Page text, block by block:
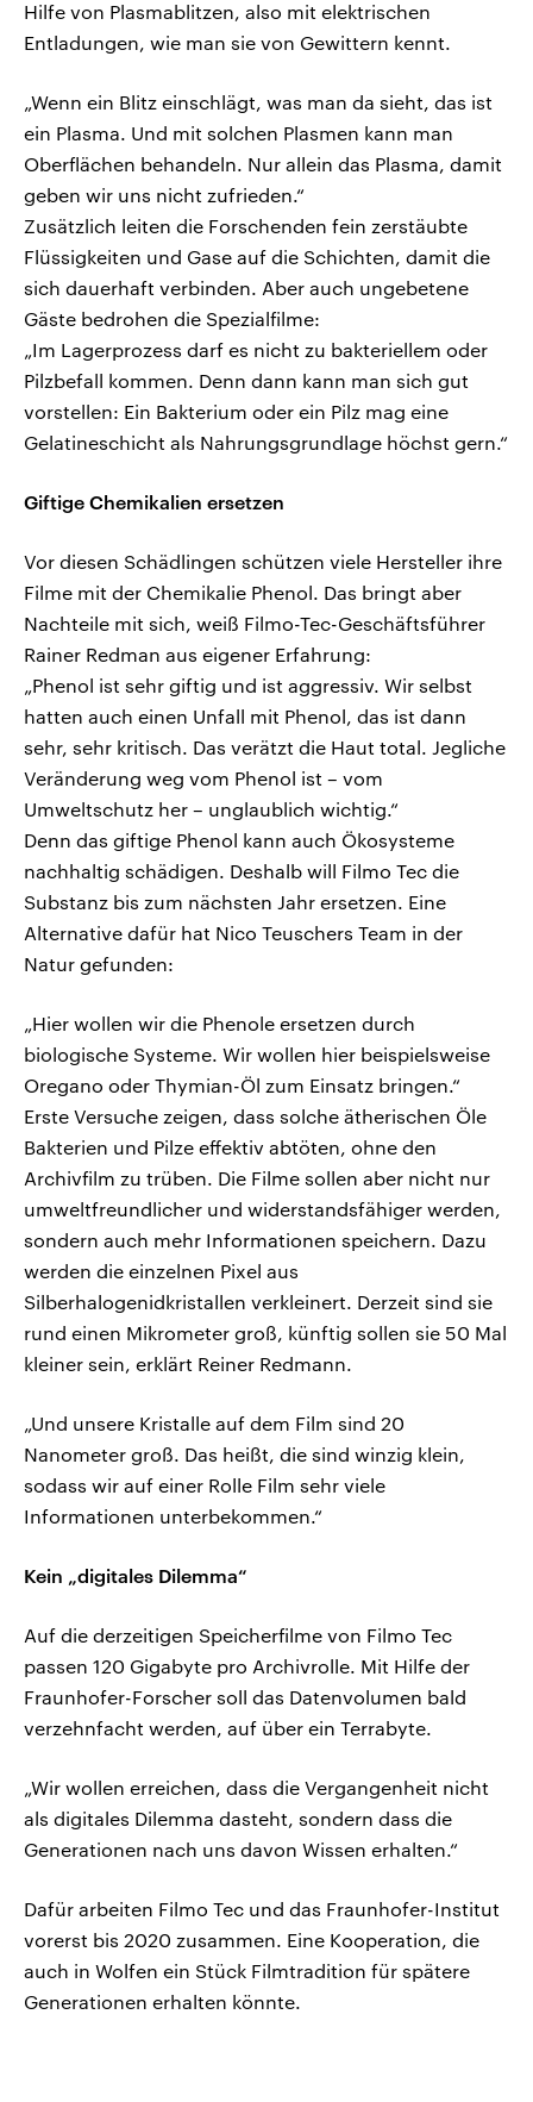
Hilfe von Plasmablitzen, also mit elektrischen
Entladungen, wie man sie von Gewittern kennt.
„Wenn ein Blitz einschlägt, was man da sieht, das ist
ein Plasma. Und mit solchen Plasmen kann man
Oberflächen behandeln. Nur allein das Plasma, damit
geben wir uns nicht zufrieden.“
Zusätzlich leiten die Forschenden fein zerstäubte
Flüssigkeiten und Gase auf die Schichten, damit die
sich dauerhaft verbinden. Aber auch ungebetene
Gäste bedrohen die Spezialfilme:
„Im Lagerprozess darf es nicht zu bakteriellem oder
Pilzbefall kommen. Denn dann kann man sich gut
vorstellen: Ein Bakterium oder ein Pilz mag eine
Gelatineschicht als Nahrungsgrundlage höchst gern.“
Giftige Chemikalien ersetzen
Vor diesen Schädlingen schützen viele Hersteller ihre
Filme mit der Chemikalie Phenol. Das bringt aber
Nachteile mit sich, weiß Filmo-Tec-Geschäftsführer
Rainer Redman aus eigener Erfahrung:
„Phenol ist sehr giftig und ist aggressiv. Wir selbst
hatten auch einen Unfall mit Phenol, das ist dann
sehr, sehr kritisch. Das verätzt die Haut total. Jegliche
Veränderung weg vom Phenol ist – vom
Umweltschutz her – unglaublich wichtig.“
Denn das giftige Phenol kann auch Ökosysteme
nachhaltig schädigen. Deshalb will Filmo Tec die
Substanz bis zum nächsten Jahr ersetzen. Eine
Alternative dafür hat Nico Teuschers Team in der
Natur gefunden:
„Hier wollen wir die Phenole ersetzen durch
biologische Systeme. Wir wollen hier beispielsweise
Oregano oder Thymian-Öl zum Einsatz bringen.“
Erste Versuche zeigen, dass solche ätherischen Öle
Bakterien und Pilze effektiv abtöten, ohne den
Archivfilm zu trüben. Die Filme sollen aber nicht nur
umweltfreundlicher und widerstandsfähiger werden,
sondern auch mehr Informationen speichern. Dazu
werden die einzelnen Pixel aus
Silberhalogenidkristallen verkleinert. Derzeit sind sie
rund einen Mikrometer groß, künftig sollen sie 50 Mal
kleiner sein, erklärt Reiner Redmann.
„Und unsere Kristalle auf dem Film sind 20
Nanometer groß. Das heißt, die sind winzig klein,
sodass wir auf einer Rolle Film sehr viele
Informationen unterbekommen.“
Kein „digitales Dilemma“
Auf die derzeitigen Speicherfilme von Filmo Tec
passen 120 Gigabyte pro Archivrolle. Mit Hilfe der
Fraunhofer-Forscher soll das Datenvolumen bald
verzehnfacht werden, auf über ein Terrabyte.
„Wir wollen erreichen, dass die Vergangenheit nicht
als digitales Dilemma dasteht, sondern dass die
Generationen nach uns davon Wissen erhalten.“
Dafür arbeiten Filmo Tec und das Fraunhofer-Institut
vorerst bis 2020 zusammen. Eine Kooperation, die
auch in Wolfen ein Stück Filmtradition für spätere
Generationen erhalten könnte.